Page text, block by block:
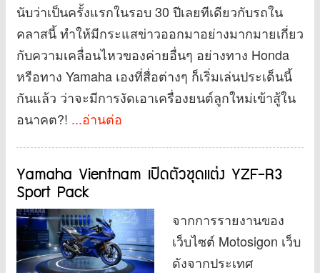
นับว่าเป็นครั้งแรกในรอบ 30 ปีเลยทีเดียวกับรถใน
คลาสนี้ ทำให้มีกระแสข่าวออกมาอย่างมากมายเกี่ยว
กับความเคลื่อนไหวของค่ายอื่นๆ อย่างทาง Honda
หรือทาง Yamaha เองที่สื่อต่างๆ ก็เริ่มเล่นประเด็นนี้
กันแล้ว ว่าจะมีการงัดเอาเครื่องยนต์ลูกใหม่เข้าสู้ใน
อนาคต?! ...อ่านต่อ
Yamaha Vientnam เปิดตัวชุดแต่ง YZF-R3
Sport Pack
จากการรายงานของ
เว็บไซต์ Motosigon เว็บ
ดังจากประเทศ